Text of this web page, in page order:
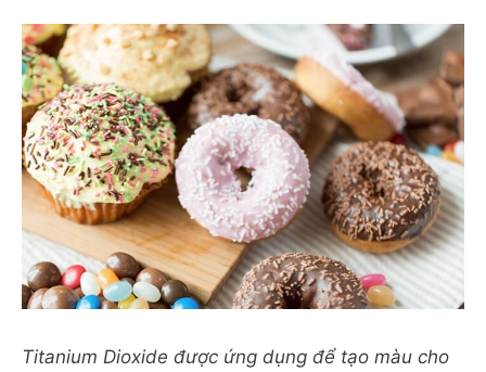
Titanium Dioxide được ứng dụng để tạo màu cho